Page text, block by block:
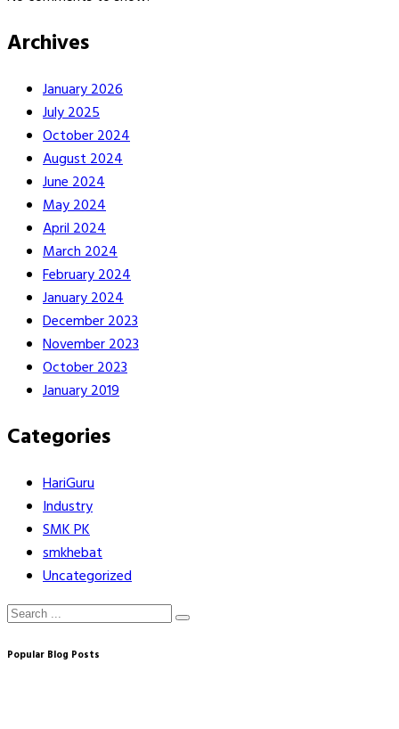
Archives
January 2026
July 2025
October 2024
August 2024
June 2024
May 2024
April 2024
March 2024
February 2024
January 2024
December 2023
November 2023
October 2023
January 2019
Categories
HariGuru
Industry
SMK PK
smkhebat
Uncategorized
Popular Blog Posts